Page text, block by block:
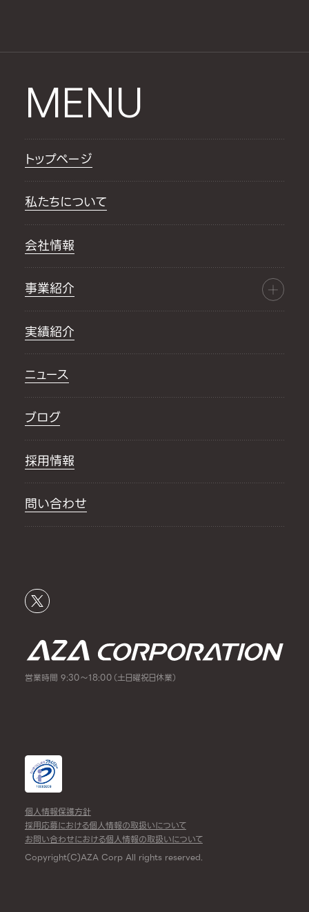
MENU
トップページ
私たちについて
会社情報
事業紹介
実績紹介
ニュース
ブログ
採用情報
問い合わせ
営業時間 9:30～18:00（土日曜祝日休業）
個人情報保護方針
採用応募における個人情報の取扱いについて
お問い合わせにおける個人情報の取扱いについて
Copyright(C)AZA Corp All rights reserved.